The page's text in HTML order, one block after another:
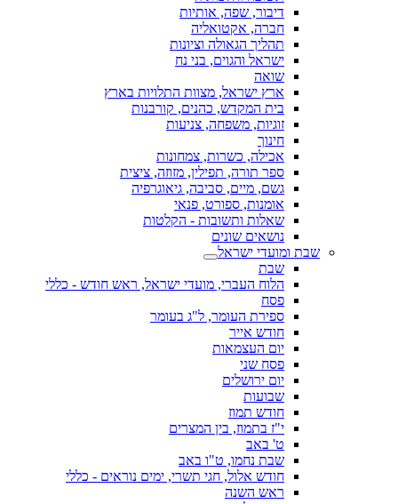
דיבור, שפה, אותיות
חברה, אקטואליה
תהליך הגאולה וציונות
ישראל והגוים, בני נח
שואה
ארץ ישראל, מצוות התלויות בארץ
בית המקדש, כהנים, קורבנות
זוגיות, משפחה, צניעות
חינוך
אכילה, כשרות, צמחונות
ספר תורה, תפילין, מזוזה, ציצית
גשם, מיים, סביבה, גיאוגרפיה
אומנות, ספורט, פנאי
שאלות ותשובות - הקלטות
נושאים שונים
שבת ומועדי ישראל
שבת
הלוח העברי, מועדי ישראל, ראש חודש - כללי
פסח
ספירת העומר, ל"ג בעומר
חודש אייר
יום העצמאות
פסח שני
יום ירושלים
שבועות
חודש תמוז
י"ז בתמוז, בין המצרים
ט' באב
שבת נחמו, ט"ו באב
חודש אלול, חגי תשרי, ימים נוראים - כללי
ראש השנה